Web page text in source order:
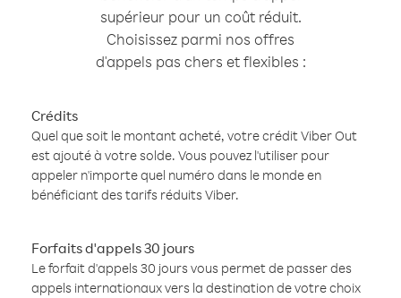
supérieur pour un coût réduit.
Choisissez parmi nos offres
d'appels pas chers et flexibles :
Crédits
Quel que soit le montant acheté, votre crédit Viber Out
est ajouté à votre solde. Vous pouvez l'utiliser pour
appeler n'importe quel numéro dans le monde en
bénéficiant des tarifs réduits Viber.
Forfaits d'appels 30 jours
Le forfait d'appels 30 jours vous permet de passer des
appels internationaux vers la destination de votre choix